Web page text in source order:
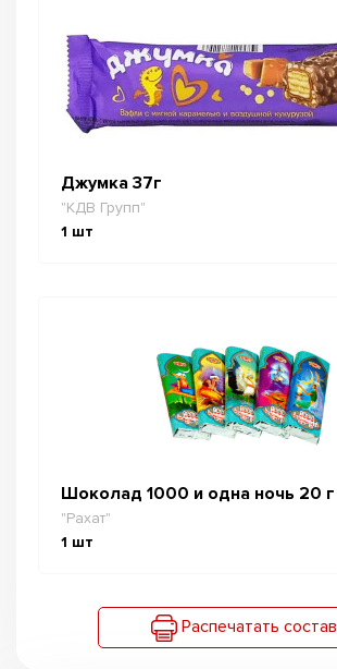
Джумка 37г
"КДВ Групп"
1 шт
Шоколад 1000 и одна ночь 20 г
"Рахат"
1 шт
Распечатать состав